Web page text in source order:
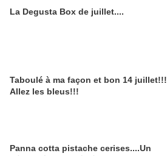
La Degusta Box de juillet....
Taboulé à ma façon et bon 14 juillet!!!
Allez les bleus!!!
Panna cotta pistache cerises....Un